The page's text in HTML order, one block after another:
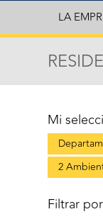
LA
Mi
2
Filtrar por